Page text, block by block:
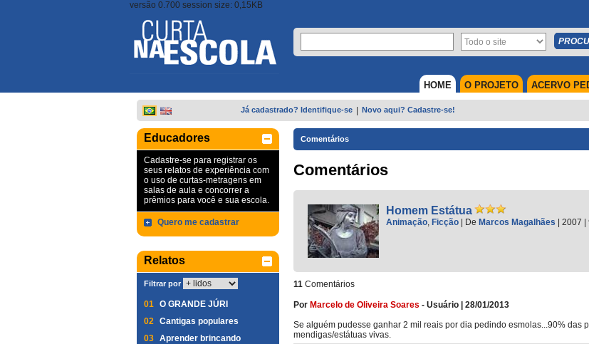
versão 0.700 session size: 0,15KB
ACERVO
O PROJETO
HOME
Já cadastrado? Identifique-se Novo aqui? Cadastre-se!
Educadores
Cadastre-se para registrar os
seus relatos de experiência com
o uso de curtas-metragens em
salas de aula e concorrer a
prêmios para você e sua escola.
Quero me cadastrar
Relatos
Filtrar por
01 O GRANDE JÚRI
02 Cantigas populares
03 Aprender brincando
Comentários
Comentários
Homem Estátua
Animação, Ficção De Marcos Magalhães | 2007
11 Comentários
Por Marcelo de Oliveira Soares - Usuário
28/01/2013
Se alguém pudesse ganhar 2 mil reais por dia pedindo esmolas...90% das
mendigas/estátuas vivas.